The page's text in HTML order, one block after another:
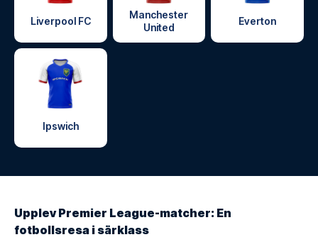
Liverpool FC
Manchester
United
Everton
Ipswich
Upplev Premier League-matcher: En
fotbollsresa i särklass